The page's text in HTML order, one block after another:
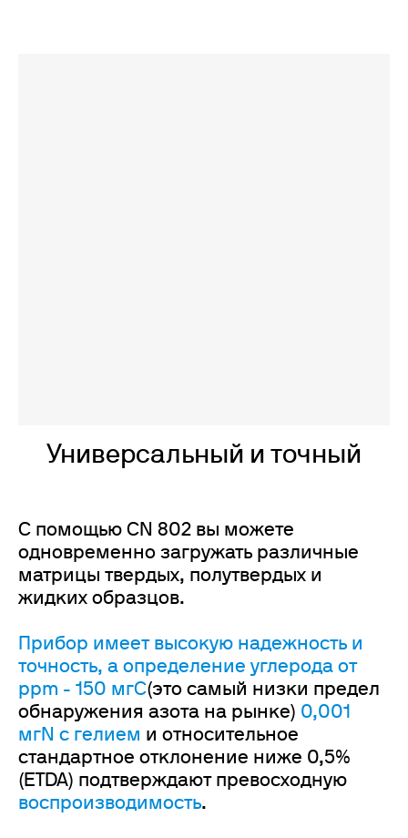
Универсальный и точный
С помощью CN 802 вы можете
одновременно загружать различные
матрицы твердых, полутвердых и
жидких образцов.
Прибор имеет высокую надежность и
точность, а определение углерода от
ppm - 150 мгC(это самый низки предел
обнаружения азота на рынке) 0,001
мгN с гелием и относительное
стандартное отклонение ниже 0,5%
(ETDA) подтверждают превосходную
воспроизводимость.